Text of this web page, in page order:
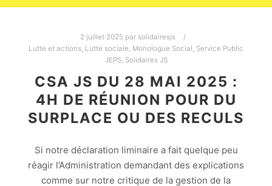
2 juillet 2025 par solidairesjs
Lutte et actions Lutte sociale Monologue Social Service Public
JEPS, Solidaires JS
CSA JS DU 28 MAI 2025 :
4H DE RÉUNION POUR DU
SURPLACE OU DES RECULS
Si notre déclaration liminaire a fait quelque peu
réagir l’Administration demandant des explications
comme sur notre critique de la gestion de la